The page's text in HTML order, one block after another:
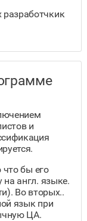
и
что бы его
англ. языке.
Во вторых..
язык при
ЦА.